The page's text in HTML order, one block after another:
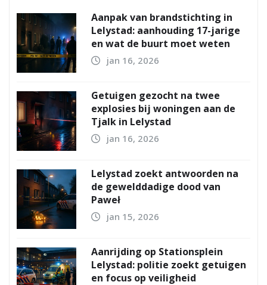
Aanpak van brandstichting in
Lelystad: aanhouding 17-jarige
en wat de buurt moet weten
jan 16, 2026
Getuigen gezocht na twee
explosies bij woningen aan de
Tjalk in Lelystad
jan 16, 2026
Lelystad zoekt antwoorden na
de gewelddadige dood van
Paweł
jan 15, 2026
Aanrijding op Stationsplein
Lelystad: politie zoekt getuigen
en focus op veiligheid